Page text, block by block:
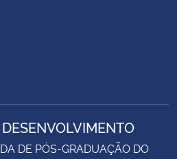
DE PÓS-GRADUAÇÃO DO